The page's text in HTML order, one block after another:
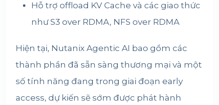
Hỗ trợ offload KV Cache và các giao thức
như S3 over RDMA, NFS over RDMA
Hiện tại, Nutanix Agentic AI bao gồm các
thành phần đã sẵn sàng thương mại và một
số tính năng đang trong giai đoạn early
access, dự kiến sẽ sớm được phát hành